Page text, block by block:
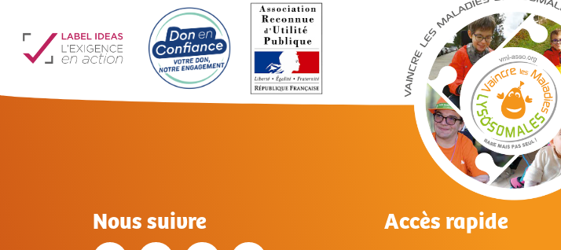
Nous suivre Accès rapide